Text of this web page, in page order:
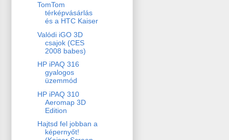
TomTom
térképvásárlás
és a HTC Kaiser
Valódi iGO 3D
csajok (CES
2008 babes)
HP iPAQ 316
gyalogos
üzemmód
HP iPAQ 310
Aeromap 3D
Edition
Hajtsd fel jobban a
képernyőt!